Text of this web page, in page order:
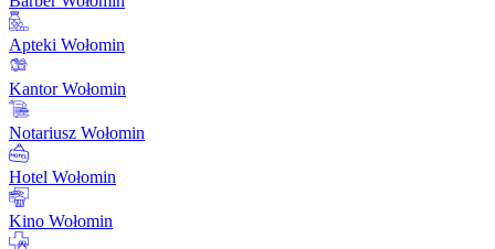
Apteki Wołomin
Kantor Wołomin
Notariusz Wołomin
Hotel Wołomin
Kino Wołomin